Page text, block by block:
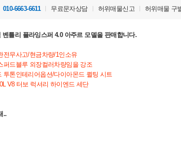
010-6663-6611
무료문자상담 허위매물신고 허위매물 구
벤틀리 플라잉스퍼 4.0 아주르 모델을 판매합니다.
전무사고/현금차량/1인소유
퍼드블루 외장컬러차량임을 강조
투톤인테리어옵션/다이아몬드 퀼팅 시트
V8 터보 럭셔리 하이엔드 세단
..